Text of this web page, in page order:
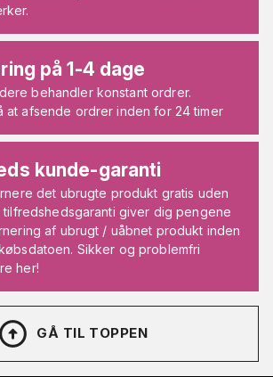
på 1-4 dage
behandler konstant ordrer.
at afsende ordrer inden for 24 timer
kunde-garanti
det ubrugte produkt gratis uden
tilfredshedsgaranti giver dig pengene
af ubrugt / uåbnet produkt inden
Sikker og problemfri
her!
GÅ TIL TOPPEN